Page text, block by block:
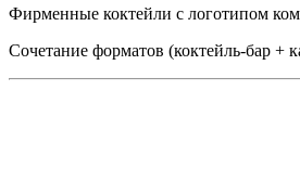
Фирменные коктейли с логотипом
Сочетание форматов (коктейль-бар +